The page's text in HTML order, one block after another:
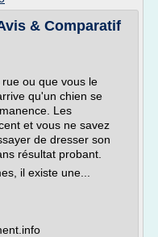
& Comparatif
ou que vous le
qu'un chien se
Les
et vous ne savez
de dresser son
résultat probant.
il existe une...